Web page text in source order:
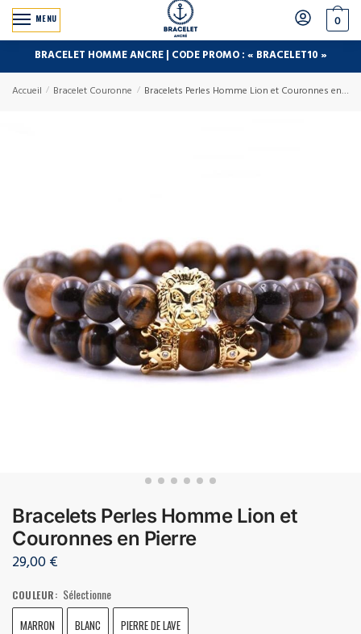
MENU 0
BRACELET HOMME ANCRE | CODE PROMO : « BRACELET10 »
Accueil / Bracelet Couronne / Bracelets Perles Homme Lion et Couronnes en Pierre
Bracelets Perles Homme Lion et
Couronnes en Pierre
29,00€
COULEUR: Sélectionne
MARRON BLANC PIERRE DE LAVE